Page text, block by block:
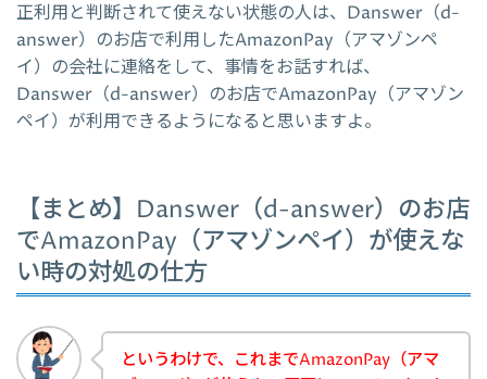
正利用と判断されて使えない状態の人は、Danswer（d-
answer）のお店で利用したAmazonPay（アマゾンペ
イ）の会社に連絡をして、事情をお話すれば、
Danswer（d-answer）のお店でAmazonPay（アマゾン
ペイ）が利用できるようになると思いますよ。
【まとめ】Danswer（d-answer）のお店
でAmazonPay（アマゾンペイ）が使えな
い時の対処の仕方
というわけで、これまでAmazonPay（アマ